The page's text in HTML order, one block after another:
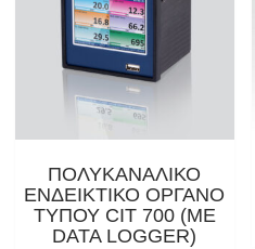
ΠΟΛΥΚΑΝΑΛΙΚΟ
ΕΝΔΕΙΚΤΙΚΟ ΟΡΓΑΝΟ
ΤΥΠΟΥ CIT 700 (ΜΕ
DATA LOGGER)